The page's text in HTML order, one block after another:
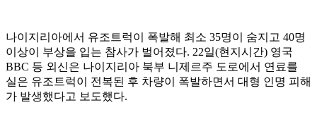
나이지리아에서 유조트럭이 폭발해 최소 35명이 숨지고 40명
이상이 부상을 입는 참사가 벌어졌다. 22일(현지시간) 영국
BBC 등 외신은 나이지리아 북부 니제르주 도로에서 연료를
실은 유조트럭이 전복된 후 차량이 폭발하면서 대형 인명 피해
가 발생했다고 보도했다.